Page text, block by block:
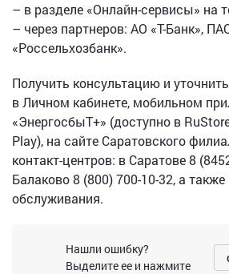
– в разделе «Онлайн-сервисы» на
– через партнеров: АО «Т-Банк»,
«Россельхозбанк».
Получить консультацию и
в Личном кабинете, мобильном
«ЭнергосбыТ+» (доступно в
Play), на сайте Саратовского
контакт-центров: в Саратове 8
Балаково 8 (800) 700-10-32, а
обслуживания.
Нашли ошибку?
Выделите ее и нажмите